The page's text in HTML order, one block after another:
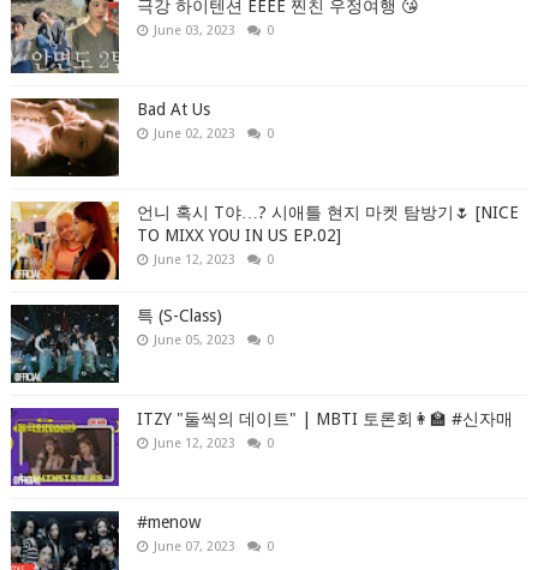
극강 하이텐션 EEEE 찐친 우정여행 😘
June 03, 2023 0
Bad At Us
June 02, 2023 0
언니 혹시 T야…? 시애틀 현지 마켓 탐방기🌷 [NICE
TO MIXX YOU IN US EP.02]
June 12, 2023 0
특 (S-Class)
June 05, 2023 0
ITZY "둘씩의 데이트" | MBTI 토론회👩‍🏫 #신자매
June 12, 2023 0
#menow
June 07, 2023 0